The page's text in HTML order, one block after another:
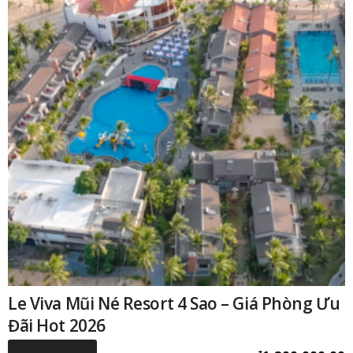
Le Viva Mũi Né Resort 4 Sao – Giá Phòng Ưu
Đãi Hot 2026